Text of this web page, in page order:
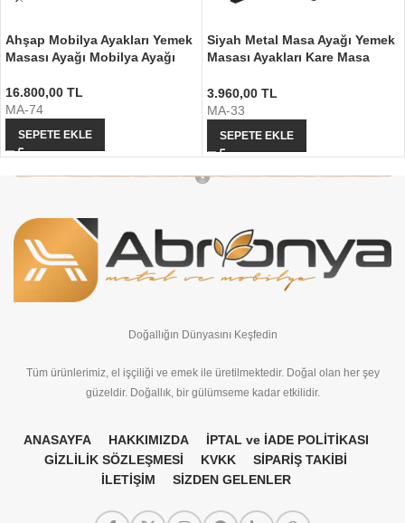
Ahşap Mobilya Ayakları Yemek
Masası Ayağı Mobilya Ayağı
16.800,00 TL
MA-74
SEPETE EKLE
Siyah Metal Masa Ayağı Yemek
Masası Ayakları Kare Masa
3.960,00 TL
MA-33
SEPETE EKLE
Doğallığın Dünyasını Keşfedin
Tüm ürünlerimiz, el işçiliği ve emek ile üretilmektedir. Doğal olan her şey
güzeldir. Doğallık, bir gülümseme kadar etkilidir.
ANASAYFA HAKKIMIZDA
İPTAL ve İADE POLİTİKASI
GİZLİLİK SÖZLEŞMESİ
KVKK
SİPARİŞ TAKİBİ
İLETİŞİM
SİZDEN GELENLER